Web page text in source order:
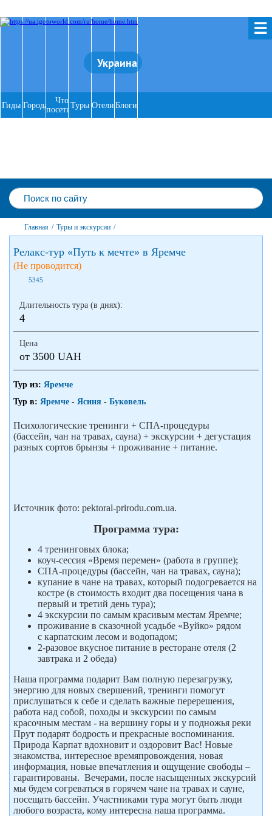
☰
Украина
Гиды Города
Что
посетитьТуры Отели Блоги
Главная / Туры и экскурсии /
Релакс-тур «Путь к мечте» в Яремче
(Не проводится)
5345
Длительность тура (в днях):
4
Цена
от 3500 UAH
Тур из: Яремче
Тур в: Яремче - Ясиня - Буковель
Психологические тренинги + СПА-процедуры
(бассейн, чан на травах, сауна) + экскурсии + дегустация
разных сортов брынзы + проживание + питание.
Источник фото: pektoral-prirodu.com.ua.
Программа тура:
4 тренинговых блока;
коуч-сессия «Время перемен» (работа в группе);
СПА-процедуры (бассейн, чан на травах, сауна);
купание в чане на травах, который подогревается на
костре (в стоимость входит два посещения чана в
первый и третий день тура);
4 экскурсии по самым красивым местам Яремче;
проживание в сказочной усадьбе «Вуйко» рядом
с карпатским лесом и водопадом;
2-разовое вкусное питание в ресторане отеля (2
завтрака и 2 обеда)
Наша программа подарит Вам полную перезагрузку,
энергию для новых свершений, тренинги помогут
прислушаться к себе и сделать важные перерешения,
работа над собой, походы и экскурсии по самым
красочным местам - на вершину горы и у подножья реки
Прут подарят бодрость и прекрасные воспоминания.
Природа Карпат вдохновит и оздоровит Вас! Новые
знакомства, интересное времяпровождения, новая
информация, новые впечатления и ощущение свободы –
гарантированы. Вечерами, после насыщенных экскурсий
мы будем согреваться в горячем чане на травах и сауне,
посещать бассейн. Участниками тура могут быть люди
любого возраста, кому интересна наша программа.